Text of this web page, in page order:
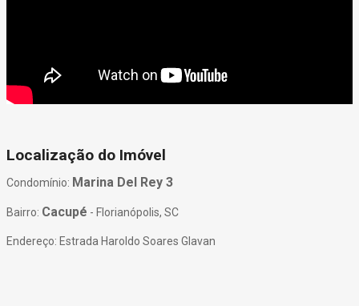
Localização do Imóvel
Condomínio: Marina Del Rey 3
Bairro: Cacupé - Florianópolis, SC
Endereço: Estrada Haroldo Soares Glavan